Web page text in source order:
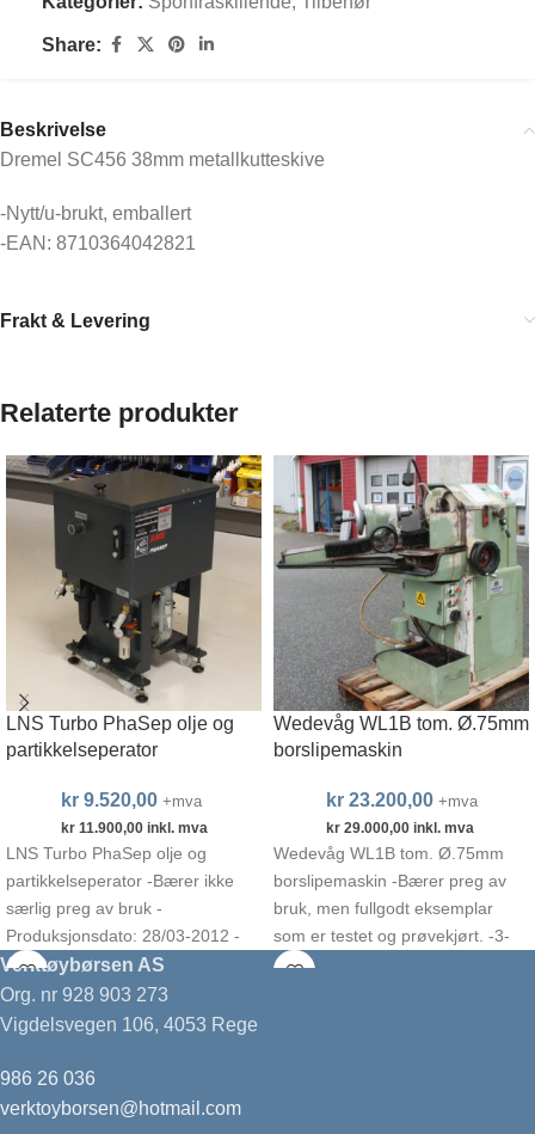
Share:
Beskrivelse
Dremel SC456 38mm metallkutteskive
-Nytt/u-brukt, emballert
-EAN: 8710364042821
Frakt & Levering
Relaterte produkter
LNS Turbo PhaSep olje og
partikkelseperator
kr9.520,00 +mva
kr11.900,00inkl. mva
LNS Turbo PhaSep olje og
partikkelseperator -Bærer ikke
særlig preg av bruk -
Produksjonsdato: 28/03-2012 -
Rengjort, testet og klargjort for
bruk
Wedevåg WL1B tom. Ø.75mm
borslipemaskin
kr23.200,00 +mva
kr29.000,00inkl. mva
Wedevåg WL1B tom. Ø.75mm
borslipemaskin -Bærer preg av
bruk, men fullgodt eksemplar
som er testet og prøvekjørt. -3-
fase 380vac -Produksjonsår:
Verktøybørsen AS
Org. nr 928 903 273
Vigdelsvegen 106, 4053 Rege
986 26 036
verktoyborsen@hotmail.com